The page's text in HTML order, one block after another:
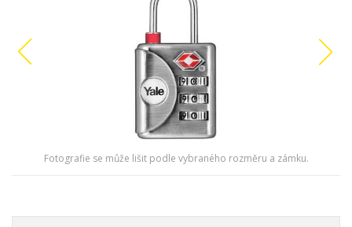
Fotografie se může lišit podle vybraného rozměru a zámku.